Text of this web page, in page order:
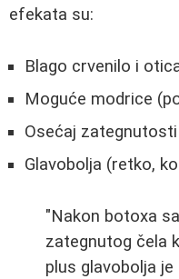
efekata su:
Blago crvenilo i
Moguće modrice
Osećaj
Glavobolja (retko,
"Nakon botoxa
zategnutog čela
plus glavobolja